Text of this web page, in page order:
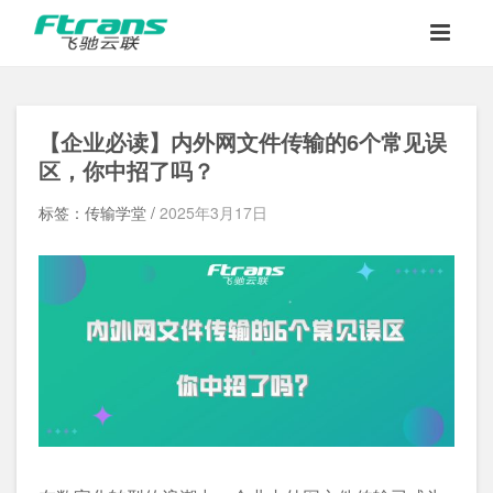
【企业必读】 内外网文件传输的6个常见误
区，你中招了吗？
标签：传输学堂 / 2025年3月17日